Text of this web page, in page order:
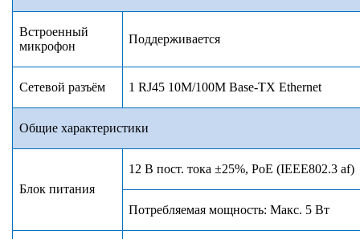
Встроенный
микрофон
Поддерживается
Сетевой разъём 1 RJ45 10M/100M Base-TX Ethernet
Общие характеристики
Блок питания
12 В пост. тока ±25%, PoE (IEEE802.3 af)
Потребляемая мощность: Макс. 5 Вт